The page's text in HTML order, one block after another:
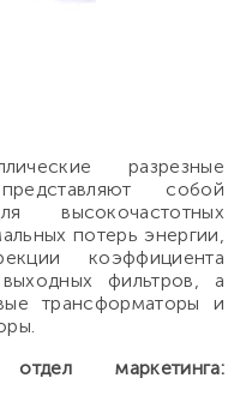
разрезные
собой
высокочастотных
потерь энергии,
коэффициента
фильтров, а
трансформаторы и
маркетинга: